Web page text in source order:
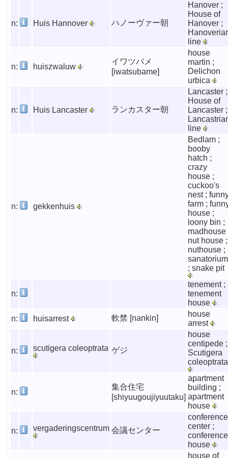
n: Huis Hannover ハノーヴァー朝
Hanover ;
House of
Hanover ;
line
n: huiszwaluw
イワツバメ
[iwatsubame]
house
martin ;
Delichon
urbica
n: Huis Lancaster ランカスター朝
Lancaster ;
House of
Lancaster ;
line
n: gekkenhuis
Bedlam ;
booby
hatch ;
crazy
house ;
cuckoo's
nest ;
farm ;
house ;
loony bin ;
madhouse
nut house ;
nuthouse ;
sanatorium
; snake pit
n:
tenement ;
tenement
house
n:
huisarrest 軟禁 [nankin]
house
arrest
n: scutigera coleoptrata ゲジ
house
centipede ;
Scutigera
coleoptrata
n:
集合住宅
[shiyuugoujiyuutaku]
apartment
building ;
apartment
house
n: vergaderingscentrum 会議センター
conference
center ;
conference
house
house of